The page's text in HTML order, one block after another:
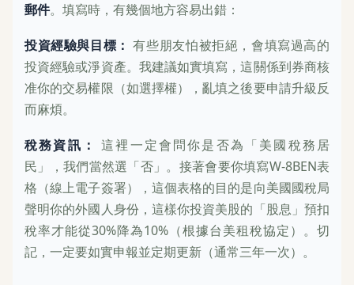
郵件。填寫時，有幾個地方容易出錯：
投資經驗與目標： 有些朋友怕被拒絕，會填寫過高的
投資經驗或淨資產。我建議如實填寫，這關係到券商核
准你的交易權限（如選擇權），亂填之後要申請升級反
而麻煩。
稅務資訊：
這裡一定會問你是否為「美國稅務居
民」，我們當然選「否」。接著會要你填寫W-8BEN表
格（線上電子簽署），這個表格的目的是向美國國稅局
聲明你的外國人身份，這樣你投資美股的「股息」預扣
稅率才能從30%降為10%（根據台美租稅協定）。切
記，一定要如實申報並定期更新（通常三年一次）。